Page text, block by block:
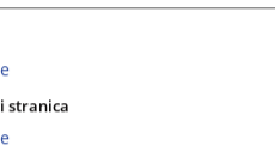
stranica